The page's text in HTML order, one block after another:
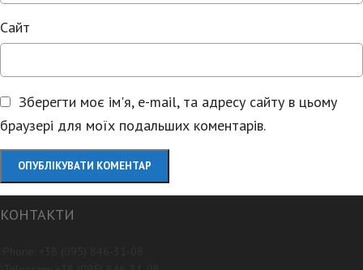
Сайт
Зберегти моє ім'я, e-mail, та адресу сайту в цьому
браузері для моїх подальших коментарів.
КОНТАКТИ